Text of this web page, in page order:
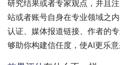
研究结果或者专家观点，并且
站或者账号自身在专业领域之
认证、媒体报道链接、作者的
够助你构建信任度，使AI更乐意